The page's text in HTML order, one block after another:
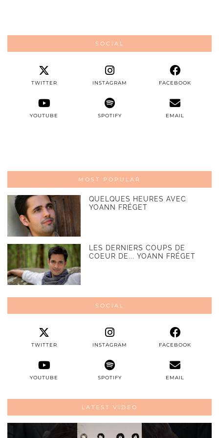
SOCIAL
TWITTER INSTAGRAM FACEBOOK
YOUTUBE SPOTIFY EMAIL
MOST POPULAR
QUELQUES HEURES AVEC
YOANN FRÉGET
LES DERNIERS COUPS DE
COEUR DE... YOANN FRÉGET
SOCIAL
TWITTER INSTAGRAM FACEBOOK
YOUTUBE SPOTIFY EMAIL
LATEST VIDEO